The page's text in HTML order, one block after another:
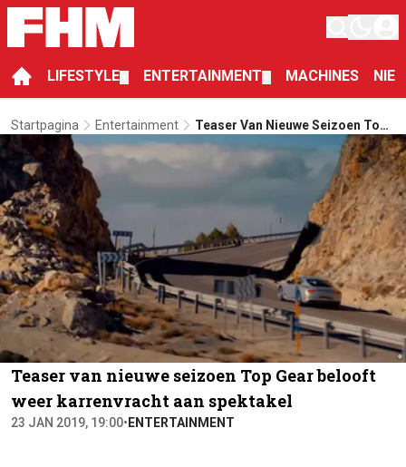
LIFESTYLE ENTERTAINMENT MACHINES
Startpagina Entertainment
Teaser Van Nieuwe Seizoen Top
Gear Belooft Weer Karrenvracht
Aan Spektakel
Teaser van nieuwe seizoen Top Gear belooft
weer karrenvracht aan spektakel
23 JAN 2019, 19:00• ENTERTAINMENT